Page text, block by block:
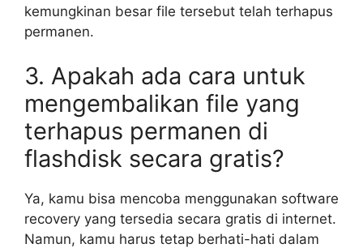
kemungkinan besar file tersebut telah terhapus
permanen.
3. Apakah ada cara untuk
mengembalikan file yang
terhapus permanen di
flashdisk secara gratis?
Ya, kamu bisa mencoba menggunakan software
recovery yang tersedia secara gratis di internet.
Namun, kamu harus tetap berhati-hati dalam